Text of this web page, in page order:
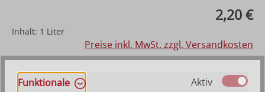
2,20 €
Inhalt: 1 Liter
Preise inkl. MwSt. zzgl. Versandkosten
Sofort verfügbar, Lieferzeit: 1-3 Werktage
Funktionale
Aktiv